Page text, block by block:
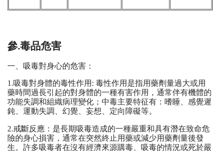
參.毒品危害
一、吸毒對身心的危害：
1.吸毒對身體的毒性作用: 毒性作用是指用藥劑量過大或用
藥時間過長引起的對身體的一種有害作用，通常伴有機體的
功能失調和組織病理變化；中毒主要特征有：嗜睡、感覺遲
鈍、運動失調、幻覺、妄想、定向障礙等。
2.戒斷反應：是長期吸毒造成的一種嚴重和具有潛在致命危
險的身心損害，通常在突然終止用藥或減少用藥劑量後發
生。許多吸毒者在沒有經濟來源購毒、吸毒的情況或死於嚴